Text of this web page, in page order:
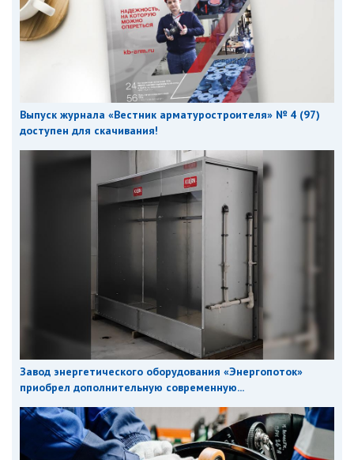
Выпуск журнала «Вестник арматуростроителя» № 4 (97)
доступен для скачивания!
Завод энергетического оборудования «Энергопоток»
приобрел дополнительную современную...